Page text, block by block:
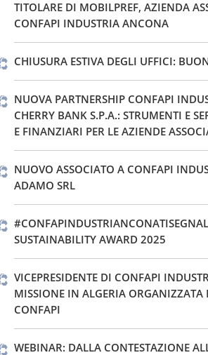
TITOLARE DI MOBILPREF, AZIENDA
CONFAPI INDUSTRIA ANCONA
CHIUSURA ESTIVA DEGLI UFFICI:
NUOVA PARTNERSHIP CONFAPI
CHERRY BANK S.P.A.: STRUMENTI E
E FINANZIARI PER LE AZIENDE
NUOVO ASSOCIATO A CONFAPI
ADAMO SRL
SUSTAINABILITY AWARD 2025
VICEPRESIDENTE DI CONFAPI
MISSIONE IN ALGERIA ORGANIZZATA
CONFAPI
WEBINAR: DALLA CONTESTAZIONE